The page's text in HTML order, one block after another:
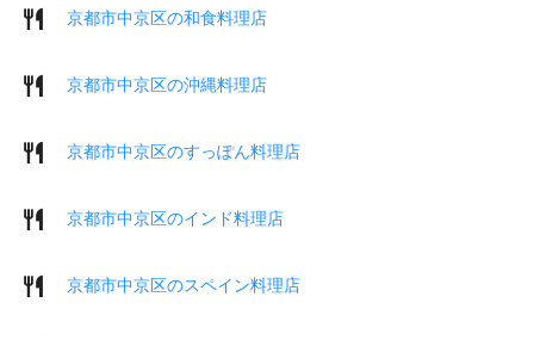
京都市中京区の和食料理店
京都市中京区の沖縄料理店
京都市中京区のすっぽん料理店
京都市中京区のインド料理店
京都市中京区のスペイン料理店